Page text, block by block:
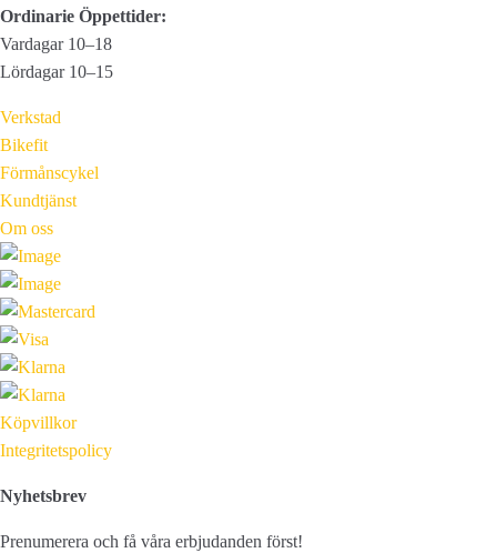
Ordinarie Öppettider:
Vardagar 10–18
Lördagar 10–15
Verkstad
Bikefit
Förmånscykel
Kundtjänst
Om oss
Köpvillkor
Integritetspolicy
Nyhetsbrev
Prenumerera och få våra erbjudanden först!